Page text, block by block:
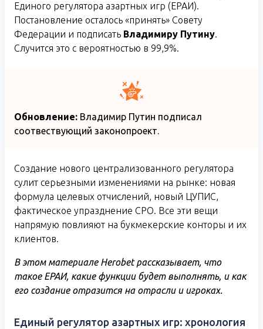
Единого регулятора азартных игр (ЕРАИ).
Постановление осталось «принять» Совету
Федерации и подписать Владимиру Путину.
Случится это с вероятностью в 99,9%.
Обновление: Владимир Путин подписал
соотвествующий законопроект.
Создание нового централизованного регулятора
сулит серьезными изменениями на рынке: новая
формула целевых отчислений, новый ЦУПИС,
фактическое упразднение СРО. Все эти вещи
напрямую повлияют на букмекерские конторы и их
клиентов.
В этом материале Herobet рассказывает, что
такое ЕРАИ, какие функции будет выполнять, и как
его создание отразится на отрасли и игроках.
Единый регулятор азартных игр: хронология